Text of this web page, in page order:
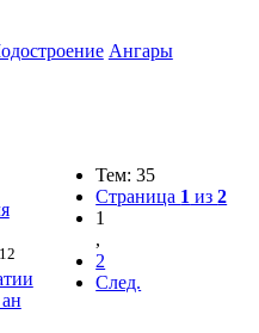
Ангары
Тем: 35
Страница 1 из2
1
,
2
След.